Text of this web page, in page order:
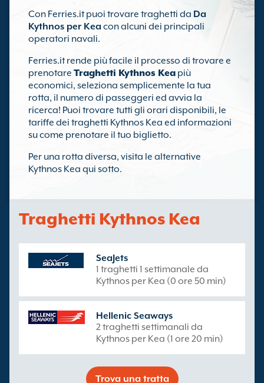
Con Ferries.it puoi trovare traghetti da Da
Kythnos per Kea con alcuni dei principali
operatori navali.
Ferries.it rende più facile il processo di trovare e
prenotare Traghetti Kythnos Kea più
economici, seleziona semplicemente la tua
rotta, il numero di passeggeri ed avvia la
ricerca! Puoi trovare tutti gli orari disponibili, le
tariffe dei traghetti Kythnos Kea ed informazioni
su come prenotare il tuo biglietto.
Per una rotta diversa, visita le alternative
Kythnos Kea qui sotto.
Traghetti Kythnos Kea
SeaJets
1 traghetti 1 settimanale da
Kythnos per Kea (0 ore 50 min)
Hellenic Seaways
2 traghetti settimanali da
Kythnos per Kea (1 ore 20 min)
Trova una tratta